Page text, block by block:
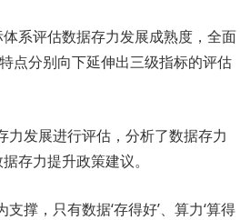
系评估数据存力发展成熟度，全面
点分别向下延伸出三级指标的评估
发展进行评估，分析了数据存力
存力提升政策建议。
撑，只有数据‘存得好’、算力‘算得